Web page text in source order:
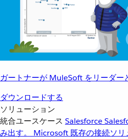
ガートナーが MuleSoft をリーダー
ダウンロードする
ソリューション
統合ユースケース Salesforce
み出す。
Microsoft 既存の接続ソ